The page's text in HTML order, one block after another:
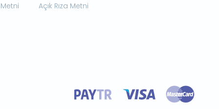
Açık Rıza Metni